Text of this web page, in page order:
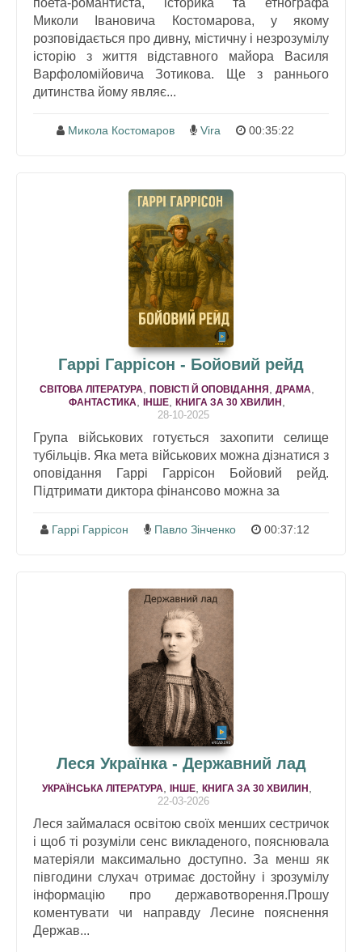
поета-романтиста, історика та етнографа
Миколи Івановича Костомарова, у якому
розповідається про дивну, містичну і незрозумілу
історію з життя відставного майора Василя
Варфоломійовича Зотикова. Ще з раннього
дитинства йому являє...
Микола Костомаров Vira 00:35:22
Гаррі Гаррісон - Бойовий рейд
СВІТОВА ЛІТЕРАТУРА ПОВІСТІ Й ОПОВІДАННЯ ДРАМA
ФАНТАСТИКА ІНШЕ КНИГА ЗА 30 ХВИЛИН
28-10-2025
Група військових готується захопити селище
тубільців. Яка мета військових можна дізнатися з
оповідання Гаррі Гаррісон Бойовий рейд.
Підтримати диктора фінансово можна за
Гаррі Гаррісон Павло Зінченко 00:37:12
Леся Українка - Державний лад
УКРАЇНСЬКА ЛІТЕРАТУРА ІНШЕ КНИГА ЗА 30 ХВИЛИН
22-03-2026
Леся займалася освітою своїх менших сестричок
і щоб ті розуміли сенс викладеного, пояснювала
матеріяли максимально доступно. За менш як
півгодини слухач отримає достойну і зрозумілу
інформацію про державотворення.Прошу
коментувати чи направду Лесине пояснення
Держав...